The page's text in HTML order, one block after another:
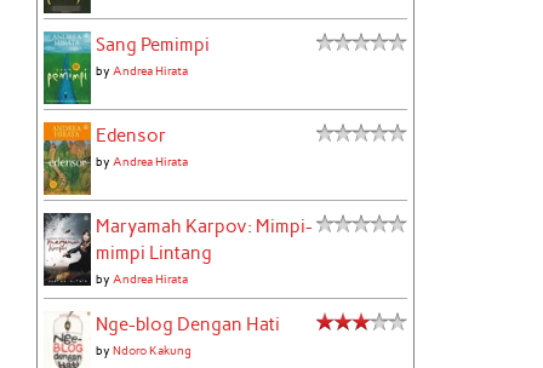
Sang Pemimpi
by Andrea Hirata
Edensor
by Andrea Hirata
Maryamah Karpov: Mimpi-
mimpi Lintang
by Andrea Hirata
Nge-blog Dengan Hati
byNdoro Kakung